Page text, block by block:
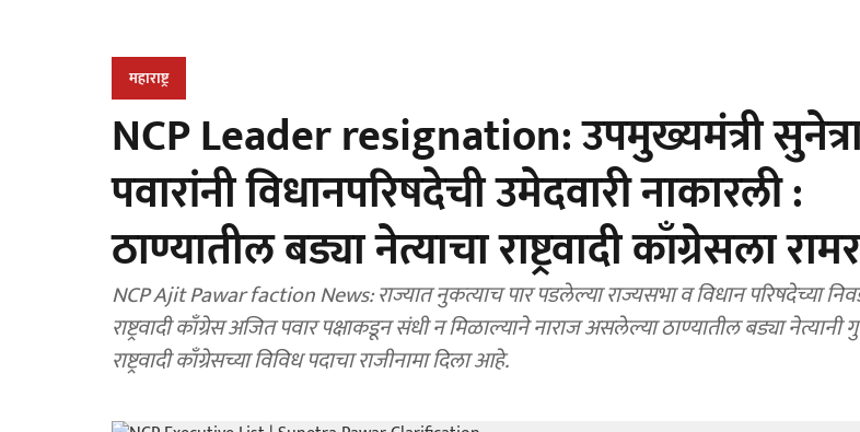
महाराष्ट्र
NCP Leader resignation: उपमुख्यमंत्री
पवारांनी विधानपरिषदेची उमेदवारी नाकारली :
ठाण्यातील बड्या नेत्याचा राष्ट्रवादी काँग्रेसला
NCP Ajit Pawar faction News: राज्यात नुकत्याच पार पडलेल्या राज्यसभा व विधान परिषदेच्या निवडणुकीत
राष्ट्रवादी काँग्रेस अजित पवार पक्षाकडून संधी न मिळाल्याने नाराज असलेल्या ठाण्यातील बड्या नेत्यानी
राष्ट्रवादी काँग्रेसच्या विविध पदाचा राजीनामा दिला आहे.